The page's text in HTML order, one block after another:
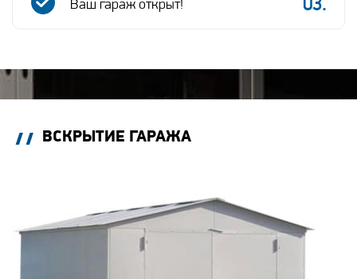
Ваш гаражоткрыт!
ВСКРЫТИЕ ГАРАЖА